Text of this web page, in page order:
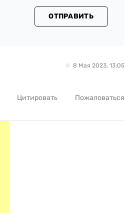
ОТПРАВИТЬ
8 Мая 2023, 13:05
Цитировать Пожаловаться